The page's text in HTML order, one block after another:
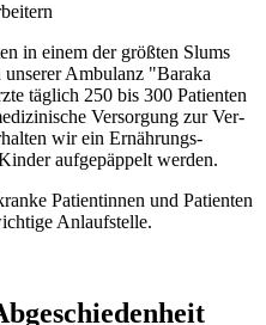
in einem der größten Slums
Ambulanz "Baraka
täglich 250 bis 300 Patienten
Ver­sorgung zur Ver­
wir ein Er­nährungs­
auf­ge­päppelt werden.
Patientinnen und Patienten
Anlauf­stelle.